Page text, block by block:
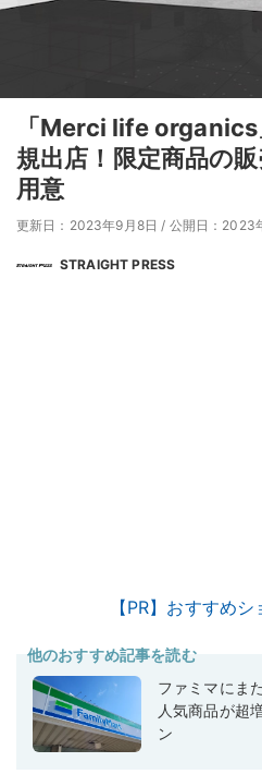
「Merci life
規出店！限定商品の
用意
更新日：2023年9月8日 / 公開日：2023
STRAIGHT PRESS
【PR】おすすめ
他のおすすめ記事を読む
ファミマにま
人気商品が超
ン